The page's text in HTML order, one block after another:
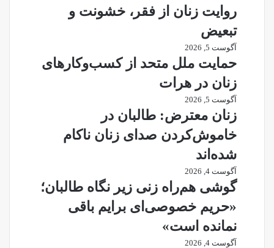
روایت زنان از فقر، خشونت و
تبعیض
آگوست 5, 2026
حمایت ملل متحد از کسب‌وکارهای
زنان در هرات
آگوست 5, 2026
زنان معترض: طالبان در
خاموش‌کردن صدای زنان ناکام
شده‌اند
آگوست 4, 2026
گوشی هم‌راه زنی زیر نگاه طالبان؛
«حریم خصوصی‌ای برایم باقی
نمانده است»
آگوست 4, 2026